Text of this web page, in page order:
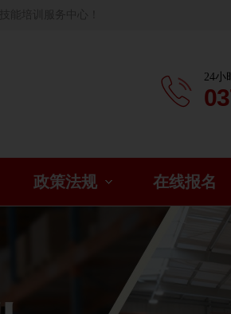
24小
政策法规 在线报名